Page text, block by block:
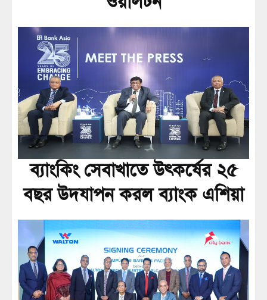
ব্যাংকিং সেবাখাতে উৎকর্ষের ২৫
বছর উদযাপন করল ব্যাংক এশিয়া